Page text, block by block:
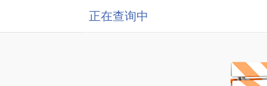
正在查询中